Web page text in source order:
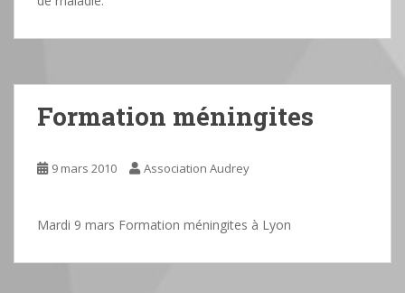
Formation méningites
9 mars 2010 Association Audrey
Mardi 9 mars Formation méningites à Lyon